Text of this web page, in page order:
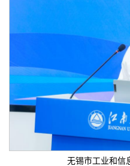
无锡市工业和信